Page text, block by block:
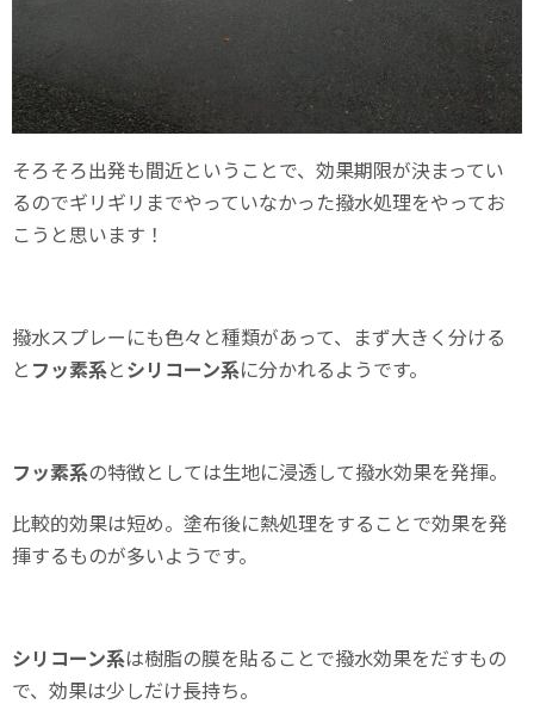
そろそろ出発も間近ということで、効果期限が決まってい
るのでギリギリまでやっていなかった撥水処理をやってお
こうと思います！
撥水スプレーにも色々と種類があって、まず大きく分ける
と フッ素系とシリコーン系に分かれるようです。
フッ素系の特徴としては生地に浸透して撥水効果を発揮。
比較的効果は短め。塗布後に熱処理をすることで効果を発
揮するものが多いようです。
シリコーン系は樹脂の膜を貼ることで撥水効果をだすもの
で、効果は少しだけ長持ち。